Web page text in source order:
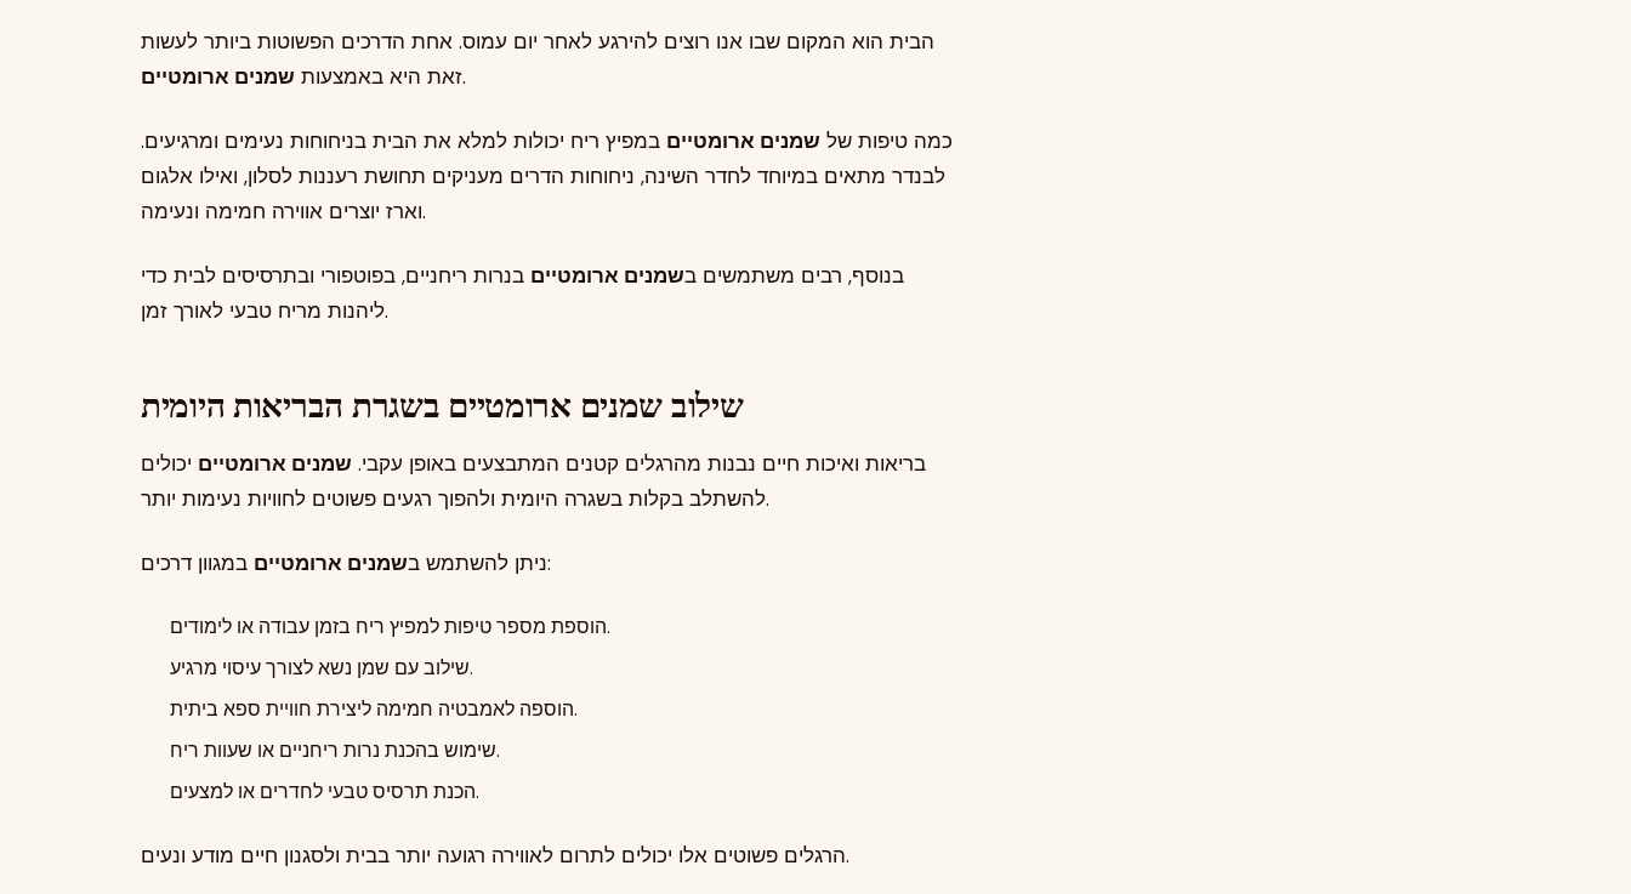
הבית הוא המקום שבו אנו רוצים להירגע לאחר יום עמוס. אחת הדרכים הפשוטות ביותר לעשות
זאת היא באמצעות שמנים ארומטיים .
כמה טיפות של שמנים ארומטיים במפיץ ריח יכולות למלא את הבית בניחוחות נעימים ומרגיעים.
לבנדר מתאים במיוחד לחדר השינה, ניחוחות הדרים מעניקים תחושת רעננות לסלון, ואילו אלגום
וארז יוצרים אווירה חמימה ונעימה.
בנוסף, רבים משתמשים בשמנים ארומטיים בנרות ריחניים, בפוטפורי ובתרסיסים לבית כדי
ליהנות מריח טבעי לאורך זמן.
שילוב שמנים ארומטיים בשגרת הבריאות היומית
בריאות ואיכות חיים נבנות מהרגלים קטנים המתבצעים באופן עקבי. שמנים ארומטיים יכולים
להשתלב בקלות בשגרה היומית ולהפוך רגעים פשוטים לחוויות נעימות יותר.
ניתן להשתמש בשמנים ארומטיים במגוון דרכים:
הוספת מספר טיפות למפיץ ריח בזמן עבודה או לימודים.
שילוב עם שמן נשא לצורך עיסוי מרגיע.
הוספה לאמבטיה חמימה ליצירת חוויית ספא ביתית.
שימוש בהכנת נרות ריחניים או שעוות ריח.
הכנת תרסיס טבעי לחדרים או למצעים.
הרגלים פשוטים אלו יכולים לתרום לאווירה רגועה יותר בבית ולסגנון חיים מודע ונעים.